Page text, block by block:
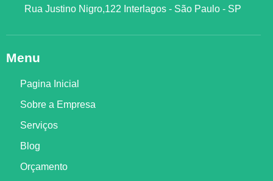
Rua Justino Nigro,122 Interlagos - São Paulo - SP
Menu
Pagina Inicial
Sobre a Empresa
Serviços
Blog
Orçamento